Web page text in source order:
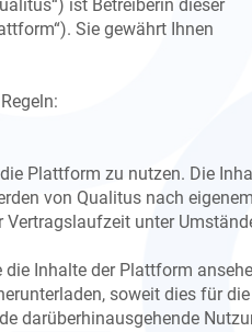
ist Betreiberin dieser
Sie gewährt Ihnen
Plattform zu nutzen. Die
von Qualitus nach eigenem
Vertragslaufzeit unter
Inhalte der Plattform
soweit dies für die
darüberhinausgehende